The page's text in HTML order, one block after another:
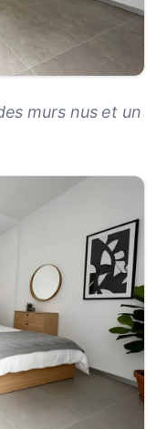
murs nus et un